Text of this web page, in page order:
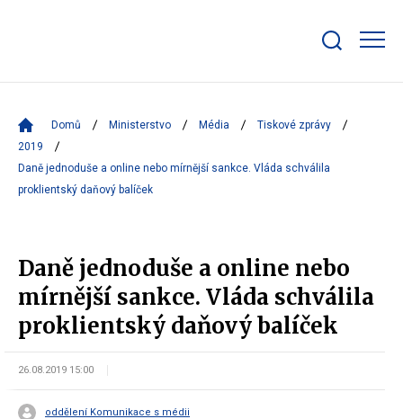
bar
Domů Ministerstvo Média
Tiskové zprávy
2019
Daně jednoduše a online nebo mírnější sankce. Vláda schválila
proklientský daňový balíček
Daně jednoduše a online nebo
mírnější sankce. Vláda schválila
proklientský daňový balíček
26.08.2019 15:00
oddělení Komunikace s médii